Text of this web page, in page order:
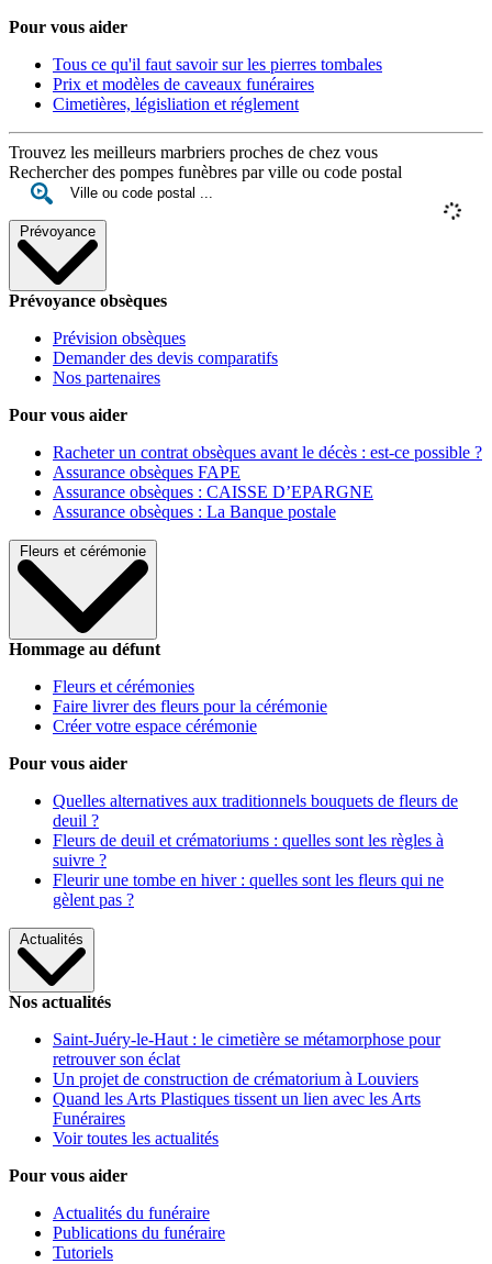
Pour vous aider
Tous ce qu'il faut savoir sur les pierres tombales
Prix et modèles de caveaux funéraires
Cimetières, législiation et réglement
Trouvez les meilleurs marbriers proches de chez vous
Rechercher des pompes funèbres par ville ou code postal
Prévoyance
Prévoyance obsèques
Prévision obsèques
Demander des devis comparatifs
Nos partenaires
Pour vous aider
Racheter un contrat obsèques avant le décès : est-ce possible ?
Assurance obsèques FAPE
Assurance obsèques : CAISSE D’EPARGNE
Assurance obsèques : La Banque postale
Fleurs et cérémonie
Hommage au défunt
Fleurs et cérémonies
Faire livrer des fleurs pour la cérémonie
Créer votre espace cérémonie
Pour vous aider
Quelles alternatives aux traditionnels bouquets de fleurs de
deuil ?
Fleurs de deuil et crématoriums : quelles sont les règles à
suivre ?
Fleurir une tombe en hiver : quelles sont les fleurs qui ne
gèlent pas ?
Actualités
Nos actualités
Saint-Juéry-le-Haut : le cimetière se métamorphose pour
retrouver son éclat
Un projet de construction de crématorium à Louviers
Quand les Arts Plastiques tissent un lien avec les Arts
Funéraires
Voir toutes les actualités
Pour vous aider
Actualités du funéraire
Publications du funéraire
Tutoriels